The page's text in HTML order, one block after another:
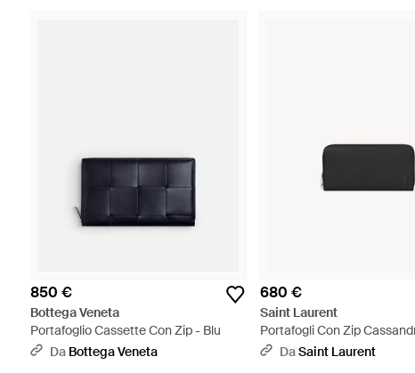
850 €
Bottega Veneta
Portafoglio Cassette Con Zip - Blu
Da Bottega Veneta
680 €
Saint Laurent
Portafogli Con Zip
- Bianco
DaSaint Laurent